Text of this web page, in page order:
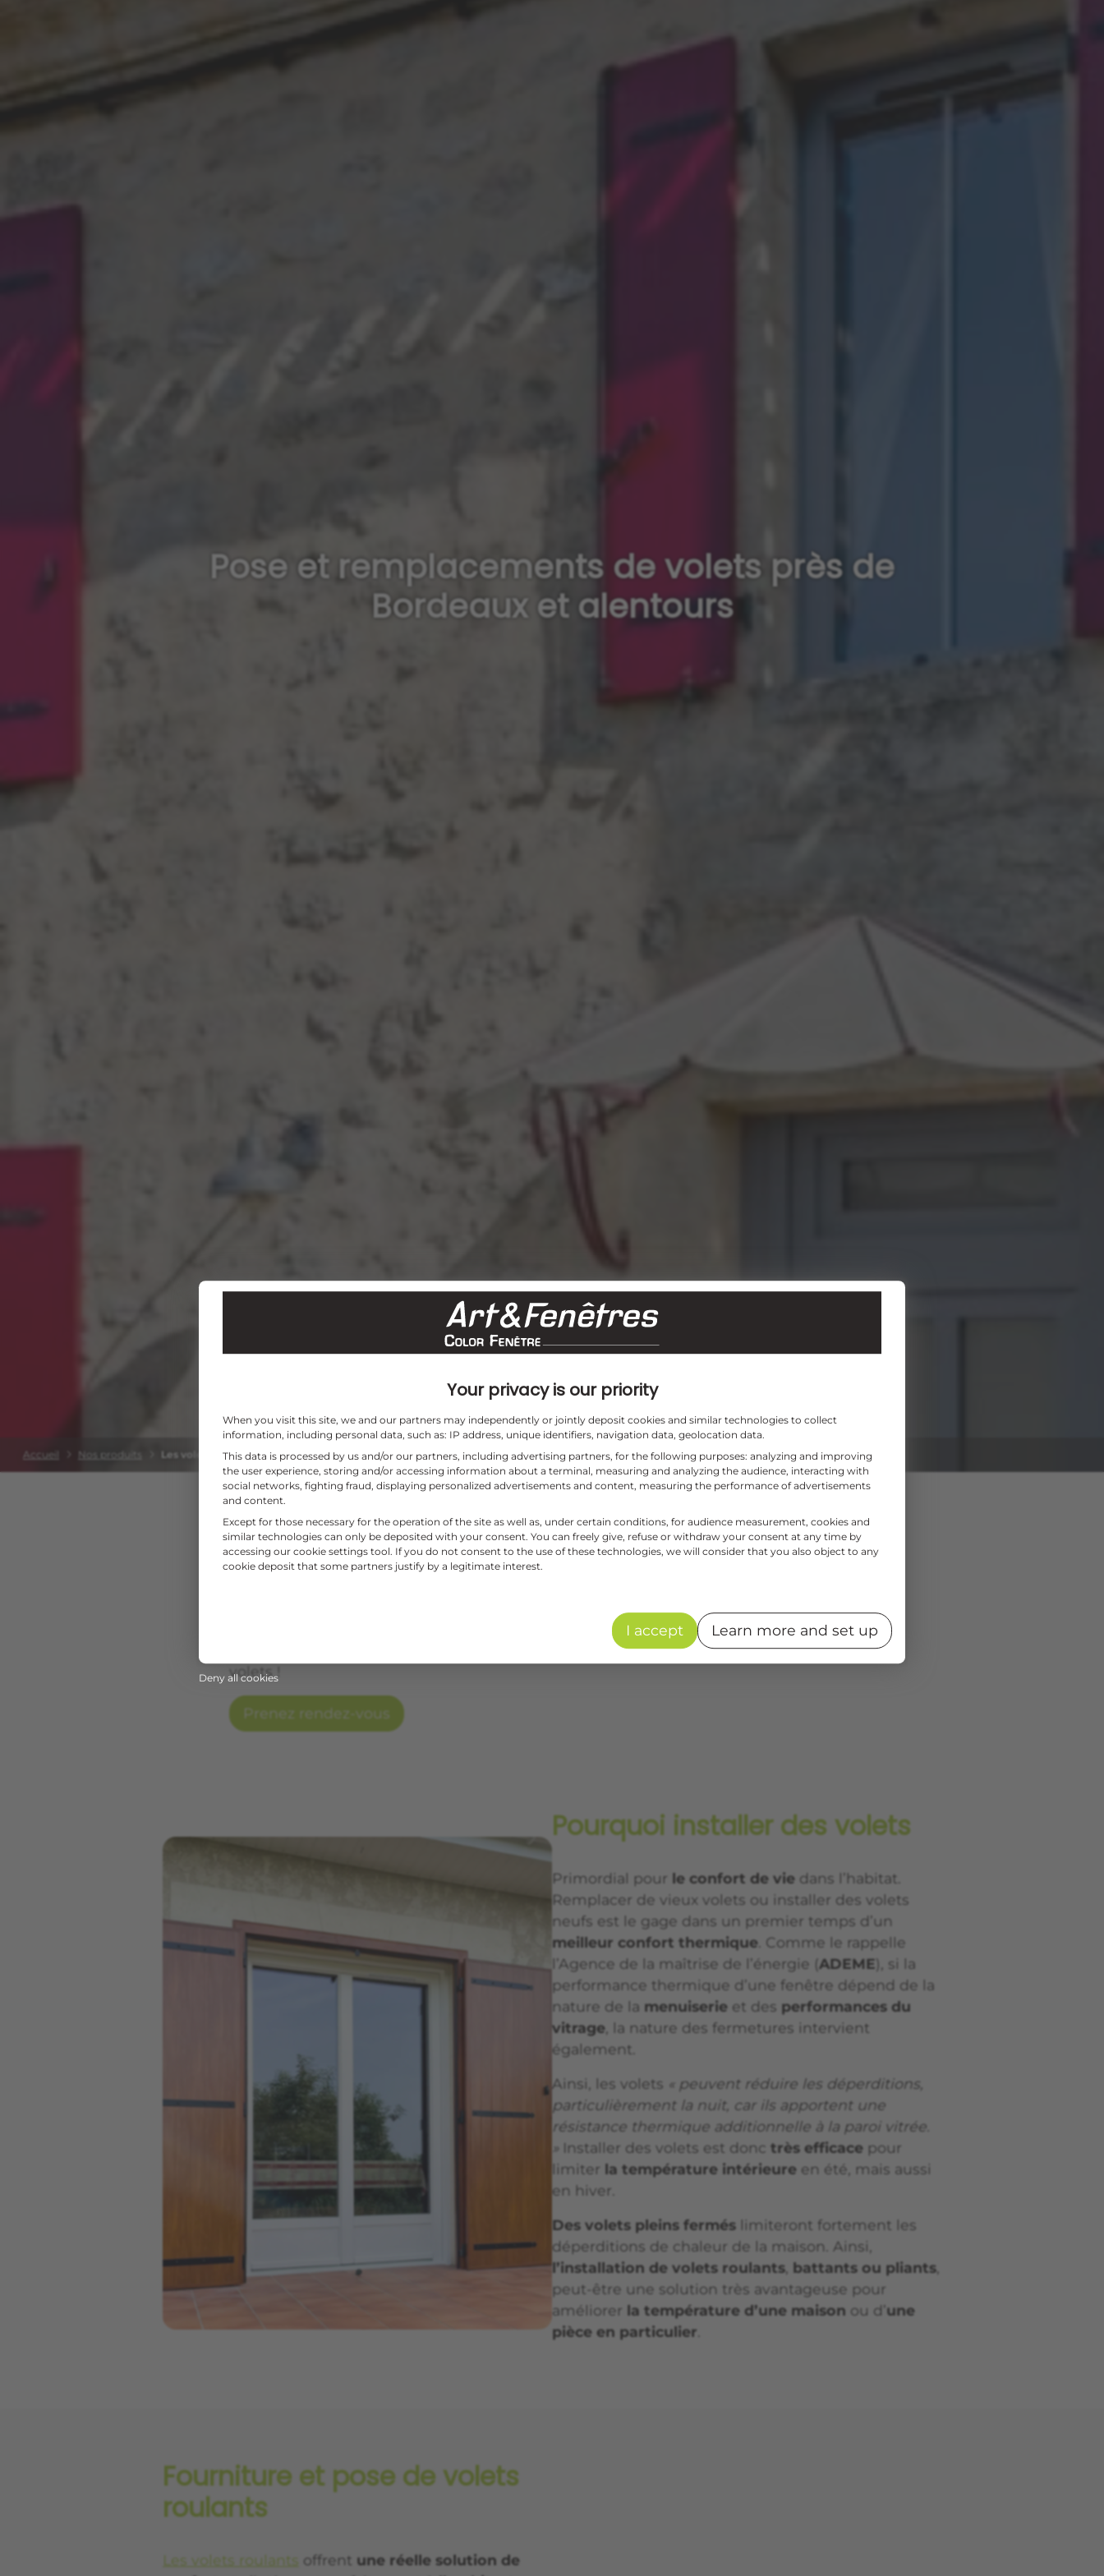
Pose et remplacements de volets près de
Bordeaux et alentours
Accueil Nos produits Les volets
Élément fonctionnel essentiel de votre maison,
améliore votre confortetvotre sécurité. AvecArt et Fenêtres, c’est aussi un plus
architectural et décoratif grâce au vaste choix de modèles proposés.
phonique et en étantanti-effraction, nos
. De plus, notre société s’occupe de la pose de vos
volets !
Prenez rendez-vous
Pourquoi installer des volets
Primordial pour le confort de viedans l’habitat.
Remplacer de vieux volets ou installer des volets
neufs est le gage dans un premier temps d’un
meilleur confort thermique. Comme le rappelle
l’Agence de la maîtrise de l’énergie ( ADEME ), si la
performance thermique d’une fenêtre dépend de la
nature de la menuiserieet des performances du
vitrage, la nature des fermetures intervient
également.
Ainsi, les volets « peuvent réduire les déperditions,
particulièrement la nuit, car ils apportent une
résistance thermique additionnelle à la paroi vitrée.
»Installer des volets est donc très efficacepour
limiter la température intérieureen été, mais aussi
en hiver.
Des volets pleins ferméslimiteront fortement les
déperditions de chaleur de la maison. Ainsi,
l’installation de volets roulants, battants ou pliants,
peut-être une solution très avantageuse pour
améliorer la température d’une maison ou d’une
pièce en particulier
Fourniture et pose de volets
roulants
Les volets roulants offrent une réelle solution de
Deny all cookies
Your privacy is our priority
When you visit this site, we and our partners may independently or jointly deposit cookies and similar technologies to collect
information, including personal data, such as: IP address, unique identifiers, navigation data, geolocation data.
This data is processed by us and/or our partners, including advertising partners, for the following purposes: analyzing and improving
the user experience, storing and/or accessing information about a terminal, measuring and analyzing the audience, interacting with
social networks, fighting fraud, displaying personalized advertisements and content, measuring the performance of advertisements
and content.
Except for those necessary for the operation of the site as well as, under certain conditions, for audience measurement, cookies and
similar technologies can only be deposited with your consent. You can freely give, refuse or withdraw your consent at any time by
accessing our cookie settings tool. If you do not consent to the use of these technologies, we will consider that you also object to any
cookie deposit that some partners justify by a legitimate interest.
I accept Learn more and set up